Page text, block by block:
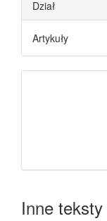
Dział
Artykuły
Inne